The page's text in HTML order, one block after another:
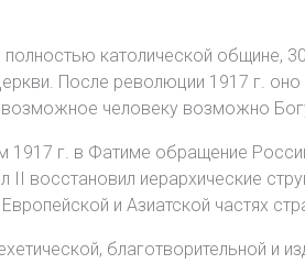
католической общине,
После революции 1917 г.
человеку возможно
г. в Фатиме обращение
II восстановил иерархические
и Азиатской частях
благотворительной и